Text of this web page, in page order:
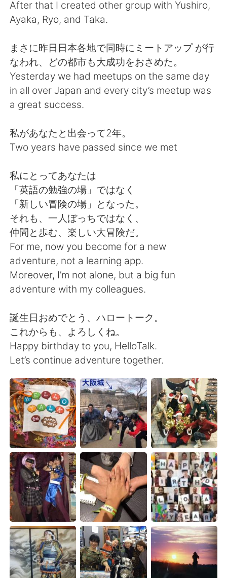
After that I created other group with Yushiro,
Ayaka, Ryo, and Taka.
まさに昨日日本各地で同時にミートアップ が行
なわれ、どの都市も大成功をおさめた。
Yesterday we had meetups on the same day
in all over Japan and every city’s meetup was
a great success.
私があなたと出会って2年。
Two years have passed since we met
私にとってあなたは
「英語の勉強の場」ではなく
「新しい冒険の場」となった。
それも、一人ぼっちではなく、
仲間と歩む、楽しい大冒険だ。
For me, now you become for a new
adventure, not a learning app.
Moreover, I’m not alone, but a big fun
adventure with my colleagues.
誕生日おめでとう、ハロートーク。
これからも、よろしくね。
Happy birthday to you, HelloTalk.
Let’s continue adventure together.